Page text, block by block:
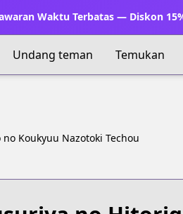
Waktu Terbatas — Diskon
Undang teman Temukan
Koukyuu Nazotoki Techou